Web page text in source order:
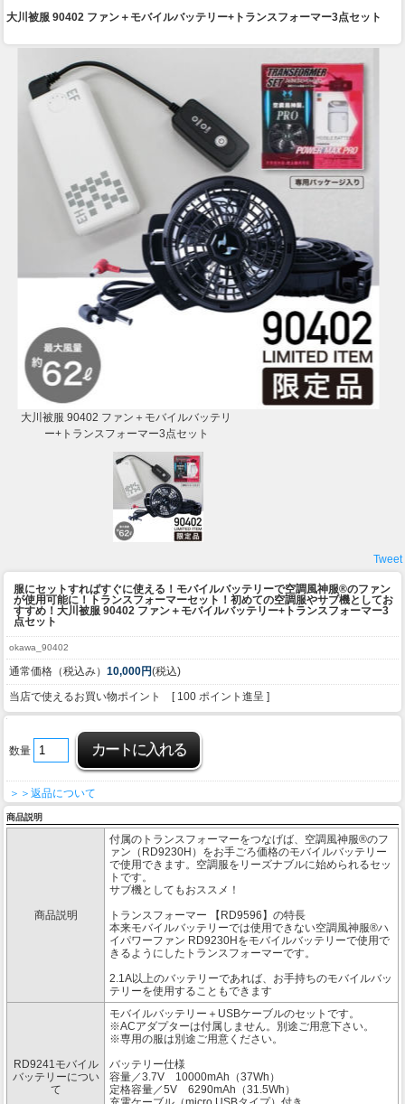
大川被服 90402 ファン＋モバイルバッテリー+トランスフォーマー3点セット
大川被服 90402 ファン＋モバイルバッテリ
ー+トランスフォーマー3点セット
Tweet
服にセットすればすぐに使える！モバイルバッテリーで空調風神服®のファン
が使用可能に！トランスフォーマーセット！初めての空調服やサブ機としてお
すすめ！ 大川被服 90402 ファン＋モバイルバッテリー+トランスフォーマー3
点セット
okawa_90402
通常価格（税込み） 10,000円(税込)
当店で使えるお買い物ポイント [ 100 ポイント進呈 ]
数量
＞＞返品について
商品説明
商品説明
付属のトランスフォーマーをつなげば、空調風神服®のフ
ァン（RD9230H）をお手ごろ価格のモバイルバッテリー
で使用できます。空調服をリーズナブルに始められるセッ
トです。
サブ機としてもおススメ！
トランスフォーマー 【RD9596】の特長
本来モバイルバッテリーでは使用できない空調風神服®ハ
イパワーファン RD9230Hをモバイルバッテリーで使用で
きるようにしたトランスフォーマーです。
2.1A以上のバッテリーであれば、お手持ちのモバイルバッ
テリーを使用することもできます
RD9241モバイル
バッテリーについ
て
モバイルバッテリー＋USBケーブルのセットです。
※ACアダプターは付属しません。別途ご用意下さい。
※専用の服は別途ご用意ください。
バッテリー仕様
容量／3.7V 10000mAh（37Wh）
定格容量／5V 6290mAh（31.5Wh）